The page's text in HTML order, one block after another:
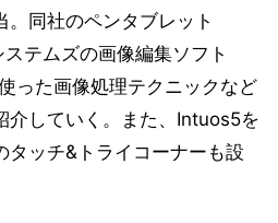
同社のペンタブレット
テムズの画像編集ソフト
った画像処理テクニックなど
介していく。また、Intuos5を
タッチ&トライコーナーも設